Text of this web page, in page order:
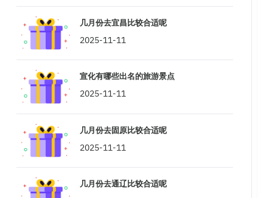
几月份去宜昌比较合适呢
2025-11-11
宣化有哪些出名的旅游景点
2025-11-11
几月份去固原比较合适呢
2025-11-11
几月份去通辽比较合适呢